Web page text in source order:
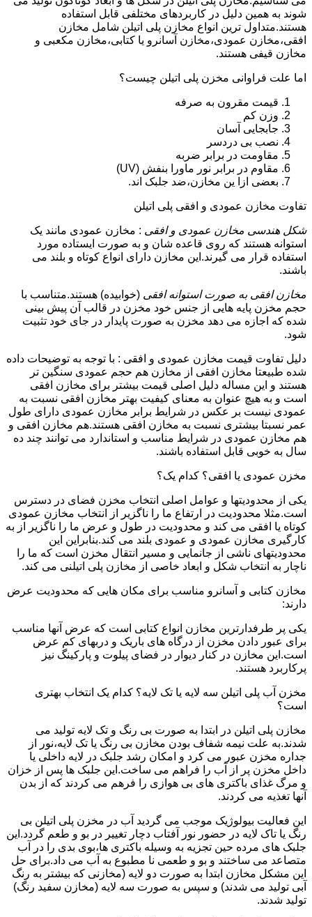
شوند به همین دلیل در کاربردهای مختلفی قابل استفاده
هستند.متداول ترین انواع مخازن پلی اتیلن شامل مخازن
افقی،مخازن عمودی،مخازن آسانرو یا کتابی،مخازن مکعبی و
مخازن قیفی هستند.
اما علت فراوانی مخزن پلی اتیلن چیست؟
قیمت مقرون به صرفه
وزن کم
جابجایی آسان
نصب بی دردسر
مقاومت در برابر ضربه
مقاوم در برابر نور ماورا بنفش (UV)
بعضی ازا ین مخازن،ضد جلبک اند.
تفاوت مخازن عمودی و افقی پلی اتیلن
شکل هندسی مخازن عمودی و افقی : مخازن عمودی مانند یک
استوانه هستند که روی قاعده شان و به صورت ایستاده مورد
استفاده قرار می گیرند.این مخازن دارای انواع کوتاه و بلند می
باشند.
مخازن افقی به صورت استوانه افقی (خوابیده) هستند.متناسب با
حجم مخزن پایه هایی از جنس خود مخزن در قالب آن پیش بینی
شده که اجازه می دهد مخزن به صورت پایدار در جای خود تثبیت
شود.
دلیل تفاوت قیمت مخازن عمودی و افقی : با توجه به توضیحات داده
شده طبیعتا مخازن افقی از مخازن هم حجم عمودی سنگین تر
هستند و این مساله دلیل اصلی قیمت بیشتر برای مخازن افقی
است و به هیچ عنوان به معنای کیفیت بهتر مخازن افقی نسبت به
عمودی نیست بر عکس در شرایط برابر مخازن عمودی دارای طول
عمر نسبتا بیشتری نسبت به مخازن افقی هستند.هم مخازن افقی و
هم مخازن عمودی در شرایط مناسب و استاندارد می توانند چند ده
سال به خوبی قابل استفاده باشند.
مخزن عمودی یا افقی؟ کدام یک؟
یکی از محدودیتها و عوامل اصلی انتخاب مخزن فضای در دسترس
است.مثلا محدودیت در ارتفاع ما را ناگزیر از انتخاب مخازن عمودی
کوتاه یا افقی می کند و محدودیت در طول و عرض ما را ناگزیر از به
کارگیری مخازن عمودی و عمودی بلند می کند.بنابراین این
محدودیتهای ناشی از جانمایی و مسیر انتقال مخزن است که ما را
ناچار به انتخاب شکل و ابعاد خاصی از مخازن پلی اتیلنی می کند.
مخازن کتابی و آسانرو مناسب برای مکان هایی که محدودیت عرض
دارند:
یکی پر طرفدارترین مخازن انواع کتابی است که عرض آنها مناسب
برای عبور دادن مخزن از درگاه های باریک و دربهای کم عرض
است.این مخازن در کنار دیوار در فضای پیلوت و پارکینگ نیز
پرکاربرد هستند.
مخزن آب پلی اتیلن سه لایه یا تک لایه؟ کدام یک انتخاب بهتری
است؟
مخازن پلی اتیلن در ابتدا به صورت بی رنگ و تک لایه تولید می
شدند.به علت نیمه شفاف بودن مخازن بی رنگ یا تک لایه،نور از
جداره مخزن عبور می کرد و امکان رشد جلبک در لایه داخلی یا
داخل مخزن پر از آب را فراهم می ساخت.این جلبک ها پس از خزان
و مرگ غذای باکتری های بی هوازی را فرهم می کردند که از بدن
آنها تغذیه می کردند.
این فعالیت بیولوژیک موجب می گردید آب در مخزن پلی اتیلن بی
رنگ یا تاک لایه در حضور نور آفتاب دچار تغییر در بو و طعم گردد.این
جلبک های مرده حین تجزیه به وسیله باکتری ها،بوی بدی را در آب
متصاعد می ساختند و بو و طعمی نا مطبوع به آب می داد.برای حل
این مشکل مخازن ابتدا به صورت دو لایه (مخازنی که بیشتر به رنگ
آبی تولید می شدند) و سپس به صورت سه لایه (مخازن سفید رنگ)
تولید شدند.